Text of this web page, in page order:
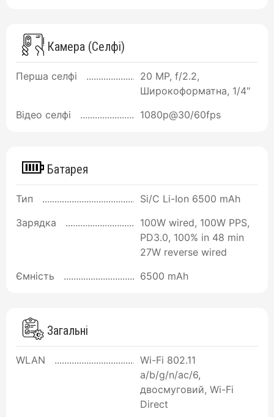
Камера (Селфі)
Перша селфі
20 MP, f/2.2,
Широкоформатна, 1/4"
Відео селфі
1080p@30/60fps
Батарея
Тип
Si/C Li-Ion 6500 mAh
Зарядка
100W wired, 100W PPS,
PD3.0, 100% in 48 min
27W reverse wired
Ємність
6500 mAh
Загальні
WLAN
Wi-Fi 802.11
a/b/g/n/ac/6,
двосмуговий, Wi-Fi
Direct